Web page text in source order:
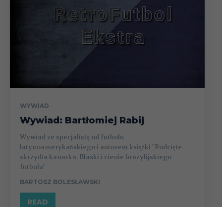
WYWIAD
Wywiad: Bartłomiej Rabij
Wywiad ze specjalistą od futbolu
latynoamerykańskiego i autorem książki "Podcięte
skrzydła kanarka. Blaski i cienie brazylijskiego
futbolu"
BARTOSZ BOLESŁAWSKI
READ